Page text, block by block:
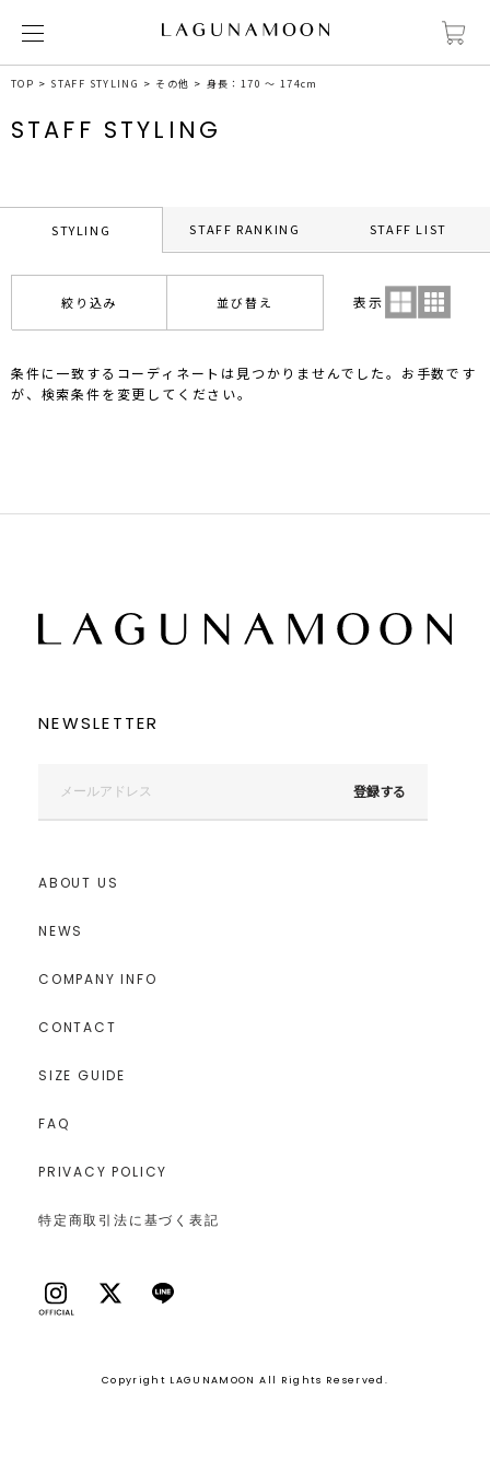
TOP STAFF STYLING その他 身長：170 ～ 174cm
STAFF STYLING
STYLING STAFF RANKING STAFF LIST
絞り込み 並び替え 表示
条件に一致するコーディネートは見つかりませんでした。お手数です
が、検索条件を変更してください。
NEWSLETTER
登録する
ABOUT US
NEWS
COMPANY INFO
CONTACT
SIZE GUIDE
FAQ
PRIVACY POLICY
特定商取引法に基づく表記
Copyright LAGUNAMOON All Rights Reserved.